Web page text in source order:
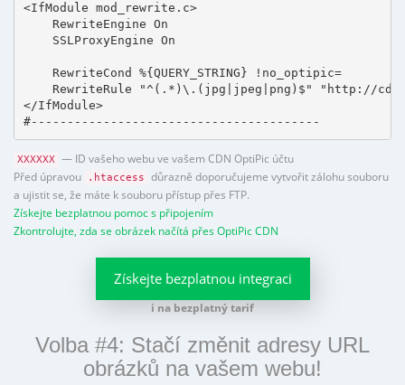
<IfModule mod_rewrite.c>
    RewriteEngine On
    SSLProxyEngine On
    RewriteCond %{QUERY_STRING} !no_optipic=
RewriteRule "^(.*)\.(jpg|jpeg|png)$" "http://
</IfModule>
#----------------------------------------
XXXXXX
— ID vašeho webu ve vašem CDN OptiPic účtu
Před úpravou
.htaccess
důrazně doporučujeme vytvořit zálohu souboru
a ujistit se, že máte k souboru přístup přes FTP.
Získejte bezplatnou pomoc s připojením
Zkontrolujte, zda se obrázek načítá přes OptiPic CDN
Získejte bezplatnou integraci
i na bezplatný tarif
Volba #4: Stačí změnit adresy URL
obrázků na vašem webu!